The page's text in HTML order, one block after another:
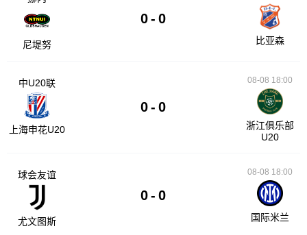
尼堤努
0 - 0
比亚森
中U20联
上海申花U20
0 - 0
08-08 18:00
浙江俱乐部
U20
球会友谊
尤文图斯
0 - 0
08-08 18:00
国际米兰